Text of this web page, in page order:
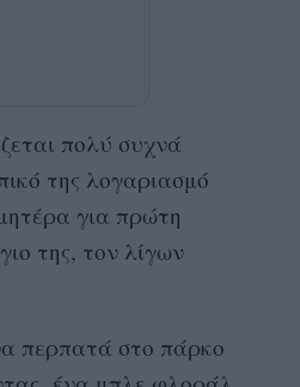
πολύ συχνά
της λογαριασμό
για πρώτη
της, τον λίγων
περπατά στο πάρκο